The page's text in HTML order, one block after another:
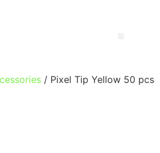
/ Pixel Tip Yellow 50 pcs